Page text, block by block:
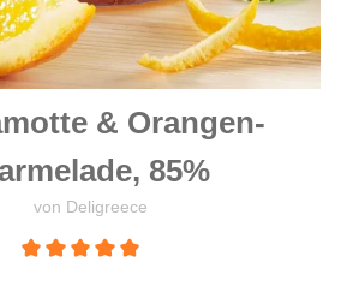
& Orangen-
85%
von Deligreece